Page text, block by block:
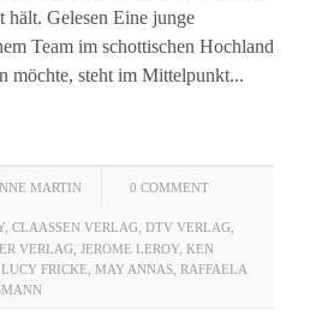
hält. Gelesen Eine junge
Team im schottischen Hochland
möchte, steht im Mittelpunkt...
MARTIN 0 COMMENT
, CLAASSEN VERLAG DTV VERLAG
VERLAG JEROME LEROY, KEN
LUCY FRICKE MAY ANNAS RAFFAELA